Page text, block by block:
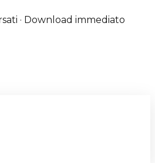
· Download immediato